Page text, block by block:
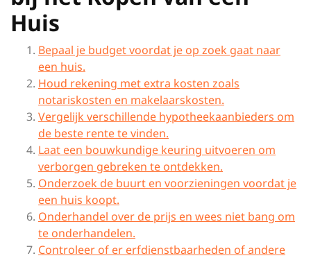
Huis
Bepaal je budget voordat je op zoek gaat naar
een huis.
Houd rekening met extra kosten zoals
notariskosten en makelaarskosten.
Vergelijk verschillende hypotheekaanbieders om
de beste rente te vinden.
Laat een bouwkundige keuring uitvoeren om
verborgen gebreken te ontdekken.
Onderzoek de buurt en voorzieningen voordat je
een huis koopt.
Onderhandel over de prijs en wees niet bang om
te onderhandelen.
Controleer of er erfdienstbaarheden of andere